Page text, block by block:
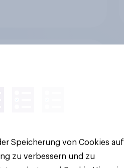
Speicherung von Cookies auf
zu verbessern und zu